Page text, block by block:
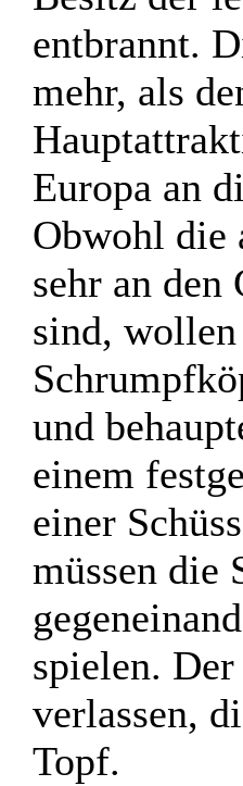
entbrannt.
mehr, als
Europa an
Obwohl die
sehr an den
sind,
und
einem
einer
müssen die
spielen.
verlassen,
Topf.